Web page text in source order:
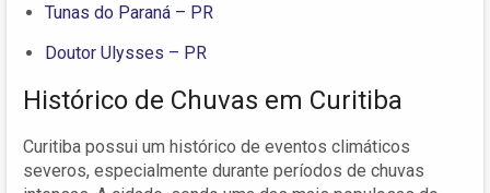
Tunas do Paraná – PR
Doutor Ulysses – PR
Histórico de Chuvas em Curitiba
Curitiba possui um histórico de eventos climáticos
severos, especialmente durante períodos de chuvas